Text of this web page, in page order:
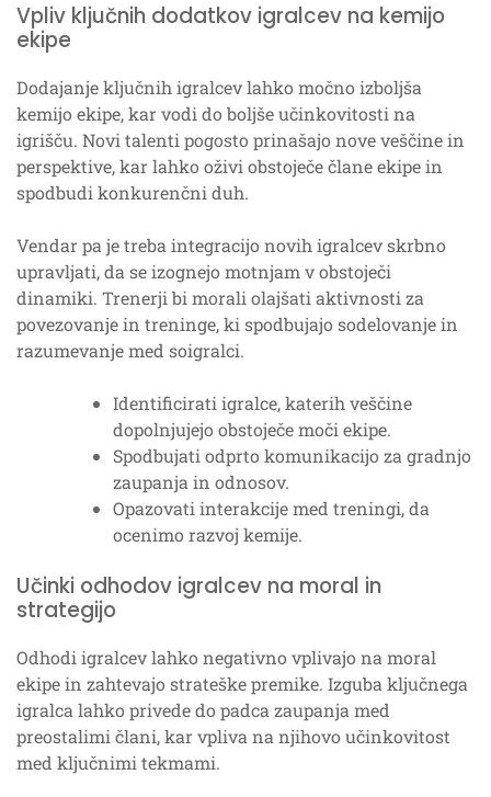
Vpliv ključnih dodatkov igralcev na kemijo
ekipe
Dodajanje ključnih igralcev lahko močno izboljša
kemijo ekipe, kar vodi do boljše učinkovitosti na
igrišču. Novi talenti pogosto prinašajo nove veščine in
perspektive, kar lahko oživi obstoječe člane ekipe in
spodbudi konkurenčni duh.
Vendar pa je treba integracijo novih igralcev skrbno
upravljati, da se izognejo motnjam v obstoječi
dinamiki. Trenerji bi morali olajšati aktivnosti za
povezovanje in treninge, ki spodbujajo sodelovanje in
razumevanje med soigralci.
Identificirati igralce, katerih veščine
dopolnjujejo obstoječe moči ekipe.
Spodbujati odprto komunikacijo za gradnjo
zaupanja in odnosov.
Opazovati interakcije med treningi, da
ocenimo razvoj kemije.
Učinki odhodov igralcev na moral in
strategijo
Odhodi igralcev lahko negativno vplivajo na moral
ekipe in zahtevajo strateške premike. Izguba ključnega
igralca lahko privede do padca zaupanja med
preostalimi člani, kar vpliva na njihovo učinkovitost
med ključnimi tekmami.